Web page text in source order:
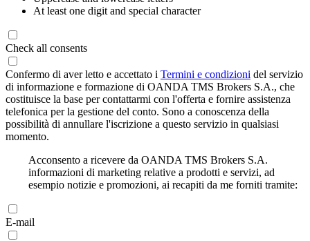
At least one digit and special character
Check all consents
Confermo di aver letto e accettato i Termini e condizioni del servizio
di informazione e formazione di OANDA TMS Brokers S.A., che
costituisce la base per contattarmi con l'offerta e fornire assistenza
telefonica per la gestione del conto. Sono a conoscenza della
possibilità di annullare l'iscrizione a questo servizio in qualsiasi
momento.
Acconsento a ricevere da OANDA TMS Brokers S.A.
informazioni di marketing relative a prodotti e servizi, ad
esempio notizie e promozioni, ai recapiti da me forniti tramite:
E-mail